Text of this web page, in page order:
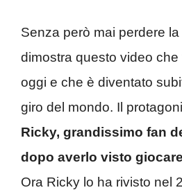
Senza però mai perdere
dimostra questo video
oggi e che è diventato
giro del mondo. Il
Ricky, grandissimo fan
dopo averlo visto
Ora Ricky lo ha rivisto nel